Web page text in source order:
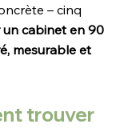
– cinq
cabinet en 90
mesurable et
trouver